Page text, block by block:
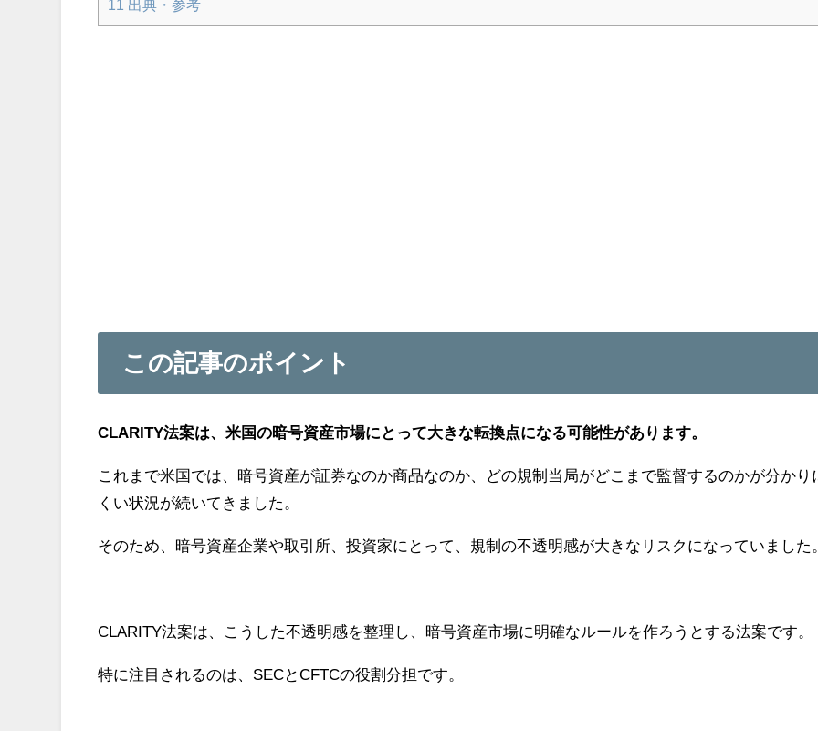
11
出典・参考
この記事のポイント
CLARITY法案は、米国の暗号資産市場にとって大きな転換点になる可能性があります。
これまで米国では、暗号資産が証券なのか商品なのか、どの規制当局がどこまで監督するのかが分かり
くい状況が続いてきました。
そのため、暗号資産企業や取引所、投資家にとって、規制の不透明感が大きなリスクになっていました
CLARITY法案は、こうした不透明感を整理し、暗号資産市場に明確なルールを作ろうとする法案です。
特に注目されるのは、SECとCFTCの役割分担です。